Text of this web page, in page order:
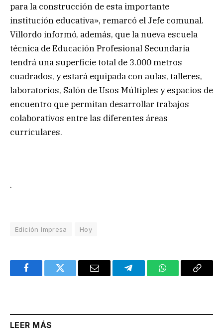
para la construcción de esta importante
institución educativa», remarcó el Jefe comunal.
Villordo informó, además, que la nueva escuela
técnica de Educación Profesional Secundaria
tendrá una superficie total de 3.000 metros
cuadrados, y estará equipada con aulas, talleres,
laboratorios, Salón de Usos Múltiples y espacios de
encuentro que permitan desarrollar trabajos
colaborativos entre las diferentes áreas
curriculares.
.
Edición Impresa Hoy
FacebookTwitter Email TelegramWhatsAppCopy
LEER MÁS